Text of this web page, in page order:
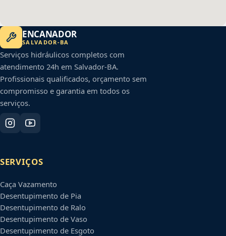
ENCANADOR
SALVADOR-BA
Serviços hidráulicos completos com
atendimento 24h em Salvador-BA.
Profissionais qualificados, orçamento sem
compromisso e garantia em todos os
serviços.
SERVIÇOS
Caça Vazamento
Desentupimento de Pia
Desentupimento de Ralo
Desentupimento de Vaso
Desentupimento de Esgoto